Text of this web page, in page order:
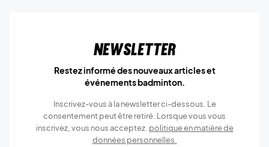
Newsletter
Restez informé des nouveaux articles et
événements badminton.
Inscrivez-vous à la newsletter ci-dessous. Le
consentement peut être retiré. Lorsque vous vous
inscrivez, vous nous acceptez. politique en matière de
données personnelles.